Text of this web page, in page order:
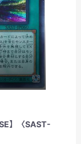
】〈SAST-